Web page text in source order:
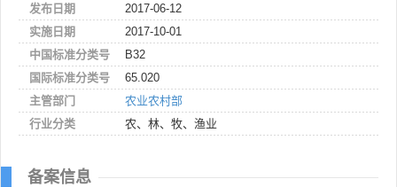
发布日期
2017-06-12
实施日期
2017-10-01
中国标准分类号
B32
国际标准分类号
65.020
主管部门
农业农村部
行业分类
农、林、牧、渔业
备案信息